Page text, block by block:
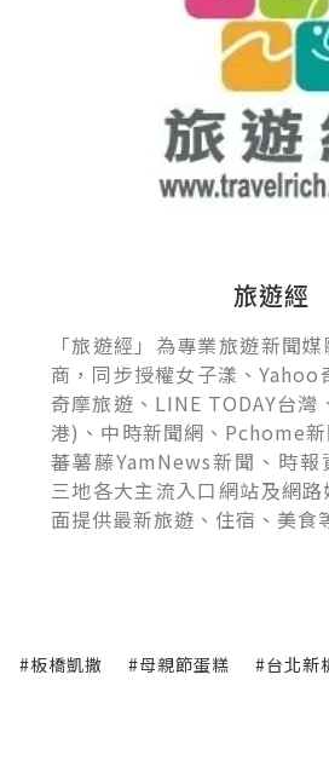
旅遊經
「旅遊經」為專業旅遊新聞
商，同步授權女子漾、
奇摩旅遊、LINE TODAY台灣
港)、中時新聞網、Pchome
蕃薯藤YamNews新聞、時
三地各大主流入口網站及網
面提供最新旅遊、住宿、美食